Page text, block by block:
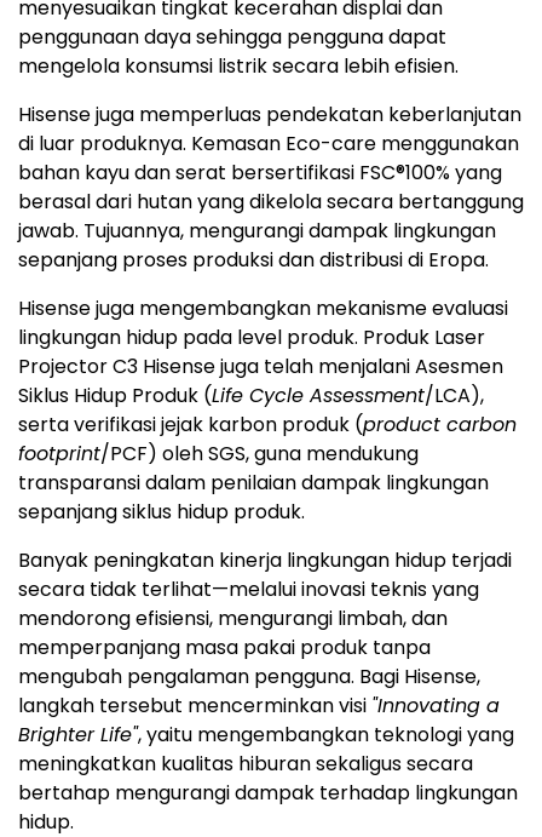
menyesuaikan tingkat kecerahan displai dan
penggunaan daya sehingga pengguna dapat
mengelola konsumsi listrik secara lebih efisien.
Hisense juga memperluas pendekatan keberlanjutan
di luar produknya. Kemasan Eco-care menggunakan
bahan kayu dan serat bersertifikasi FSC®100% yang
berasal dari hutan yang dikelola secara bertanggung
jawab. Tujuannya, mengurangi dampak lingkungan
sepanjang proses produksi dan distribusi di Eropa.
Hisense juga mengembangkan mekanisme evaluasi
lingkungan hidup pada level produk. Produk Laser
Projector C3 Hisense juga telah menjalani Asesmen
Siklus Hidup Produk (Life Cycle Assessment/LCA),
serta verifikasi jejak karbon produk (product carbon
footprint/PCF) oleh SGS, guna mendukung
transparansi dalam penilaian dampak lingkungan
sepanjang siklus hidup produk.
Banyak peningkatan kinerja lingkungan hidup terjadi
secara tidak terlihat—melalui inovasi teknis yang
mendorong efisiensi, mengurangi limbah, dan
memperpanjang masa pakai produk tanpa
mengubah pengalaman pengguna. Bagi Hisense,
langkah tersebut mencerminkan visi "Innovating a
Brighter Life", yaitu mengembangkan teknologi yang
meningkatkan kualitas hiburan sekaligus secara
bertahap mengurangi dampak terhadap lingkungan
hidup.